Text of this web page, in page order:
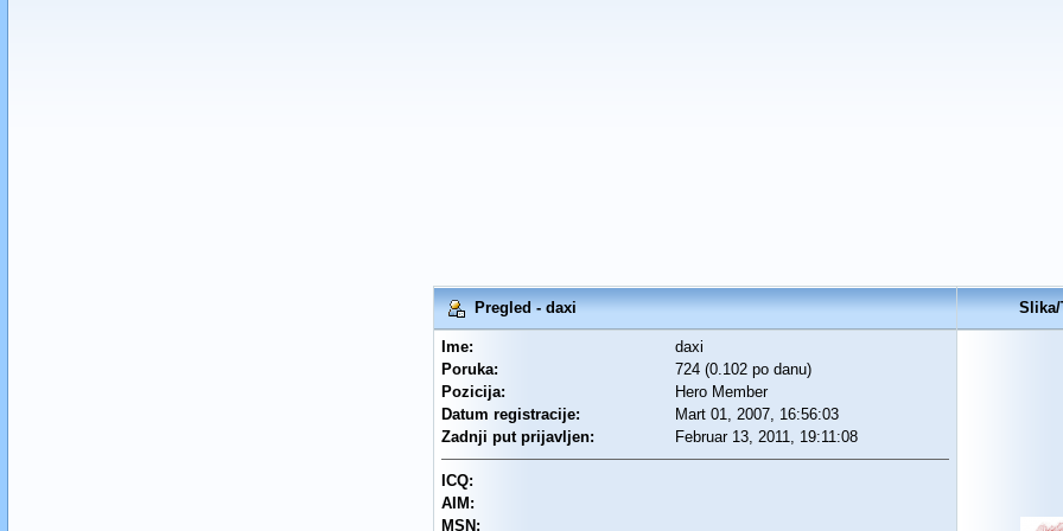
Pregled - daxi Slika/
Ime:
daxi
Poruka:
724 (0.102 po danu)
Pozicija:
Hero Member
Datum registracije:
Mart 01, 2007, 16:56:03
Zadnji put prijavljen:
Februar 13, 2011, 19:11:08
ICQ:
AIM:
MSN: